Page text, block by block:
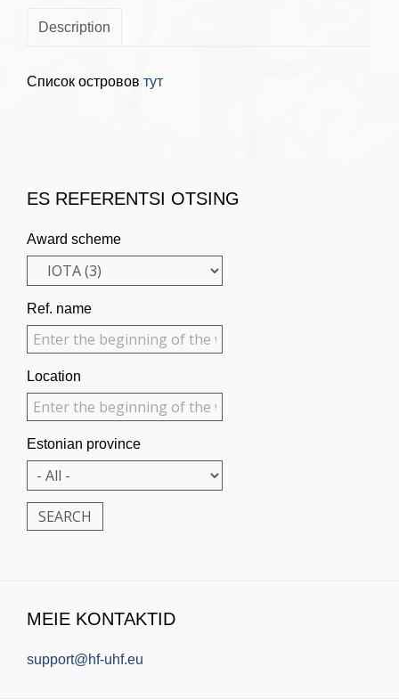
Description
Список островов тут
ES REFERENTSI OTSING
Award scheme
Ref. name
Location
Estonian province
MEIE KONTAKTID
support@hf-uhf.eu